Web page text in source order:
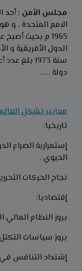
مجلس الأمن : أحد
الامم المتحدة , و
1965 م بحيث
الدول الأفريقية و
دولة .....
معايير تشكل
تاريخيا:
إستمرارية الصراع
الحيوي .
نجاح الحركات
إقتصاديا:
بروز النظام المالي
بروز سياسات
إشتداد التنافس في